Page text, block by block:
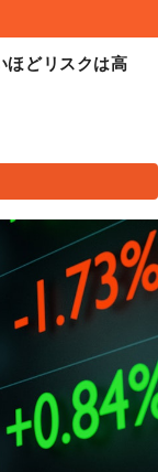
ほどリスクは高